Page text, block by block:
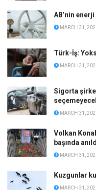
AB’nin
MARCH 31,
Türk-İş:
MARCH 31,
Sigorta
MARCH 31,
Volkan
başında
MARCH 31,
Kuzgunlar
MARCH 31,